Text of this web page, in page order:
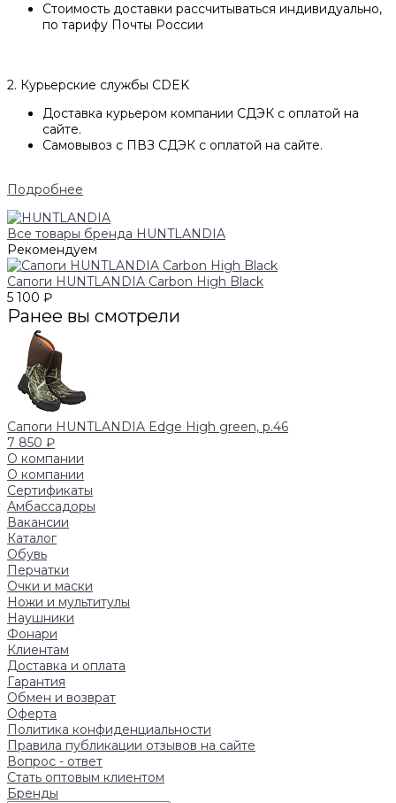
Стоимость доставки рассчитываться индивидуально,
по тарифу Почты России
2. Курьерские службы CDEK
Доставка курьером компании СДЭК с оплатой на
сайте.
Самовывоз с ПВЗ СДЭК с оплатой на сайте.
Подробнее
Все товары бренда HUNTLANDIA
Рекомендуем
Сапоги HUNTLANDIA Carbon High Black
5 100 ₽
Ранее вы смотрели
Сапоги HUNTLANDIA Edge High green, р.46
7 850 ₽
О компании
О компании
Сертификаты
Амбассадоры
Вакансии
Каталог
Обувь
Перчатки
Очки и маски
Ножи и мультитулы
Наушники
Фонари
Клиентам
Доставка и оплата
Гарантия
Обмен и возврат
Оферта
Политика конфиденциальности
Правила публикации отзывов на сайте
Вопрос - ответ
Стать оптовым клиентом
Бренды